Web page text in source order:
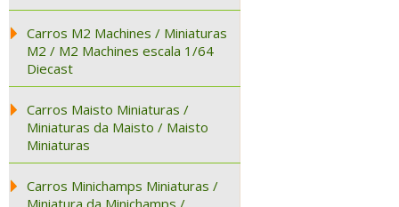
Carros M2 Machines / Miniaturas
M2 / M2 Machines escala 1/64
Diecast
Carros Maisto Miniaturas /
Miniaturas da Maisto / Maisto
Miniaturas
Carros Minichamps Miniaturas /
Miniatura da Minichamps /